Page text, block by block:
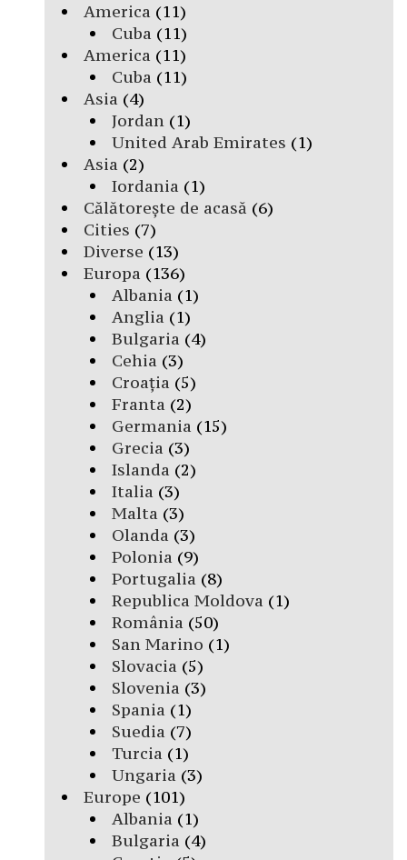
America (11)
Cuba (11)
America (11)
Cuba (11)
Asia (4)
Jordan(1)
United Arab Emirates (1)
Asia (2)
Iordania (1)
Călătorește de acasă (6)
Cities (7)
Diverse (13)
Europa (136)
Albania (1)
Anglia (1)
Bulgaria (4)
Cehia (3)
Croația (5)
Franta (2)
Germania (15)
Grecia (3)
Islanda (2)
Italia (3)
Malta (3)
Olanda (3)
Polonia (9)
Portugalia (8)
Republica Moldova (1)
România (50)
San Marino (1)
Slovacia (5)
Slovenia (3)
Spania (1)
Suedia (7)
Turcia (1)
Ungaria (3)
Europe (101)
Albania (1)
Bulgaria (4)